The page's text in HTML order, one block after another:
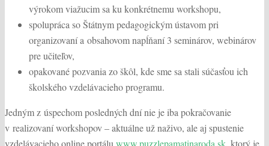
výrokom viažucim sa ku konkrétnemu workshopu,
spolupráca so Štátnym pedagogickým ústavom pri
organizovaní a obsahovom napĺňaní 3 seminárov, webinárov
pre učiteľov,
opakované pozvania zo škôl, kde sme sa stali súčasťou ich
školského vzdelávacieho programu.
Jedným z úspechom posledných dní nie je iba pokračovanie
v realizovaní workshopov – aktuálne už naživo, ale aj spustenie
vzdelávacieho online portálu www.puzzlepamatinaroda.sk, ktorý je